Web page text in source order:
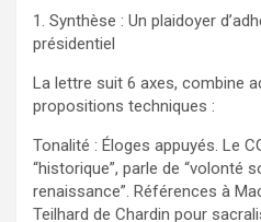
1. Synthèse : Un plaidoyer
présidentiel
La lettre suit 6 axes, combine
propositions techniques :
Tonalité : Éloges appuyés. Le
“historique”, parle de “volonté
renaissance”. Références à
Teilhard de Chardin pour